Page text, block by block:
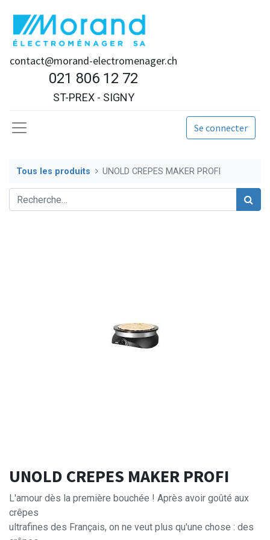
contact@morand-electromenager.ch
021 806 12 72
ST-PREX - SIGNY
Se connecter
Tous les produits UNOLD CREPES MAKER PROFI
UNOLD CREPES MAKER PROFI
L'amour dès la première bouchée ! Après avoir goûté aux
crêpes
ultrafines des Français, on ne veut plus qu'une chose : des